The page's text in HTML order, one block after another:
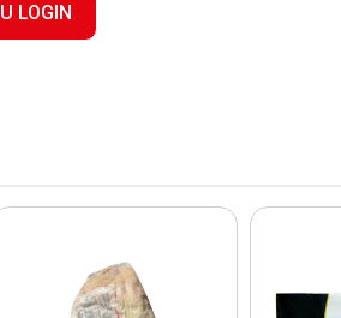
LOGIN